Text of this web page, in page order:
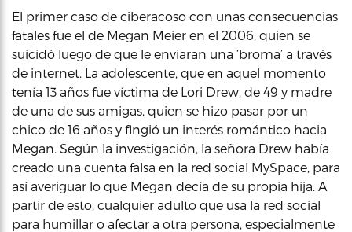
El primer caso de ciberacoso con unas consecuencias
fatales fue el de Megan Meier en el 2006, quien se
suicidó luego de que le enviaran una ‘broma’ a través
de internet. La adolescente, que en aquel momento
tenía 13 años fue víctima de Lori Drew, de 49 y madre
de una de sus amigas, quien se hizo pasar por un
chico de 16 años y fingió un interés romántico hacia
Megan. Según la investigación, la señora Drew había
creado una cuenta falsa en la red social MySpace, para
así averiguar lo que Megan decía de su propia hija. A
partir de esto, cualquier adulto que usa la red social
para humillar o afectar a otra persona, especialmente